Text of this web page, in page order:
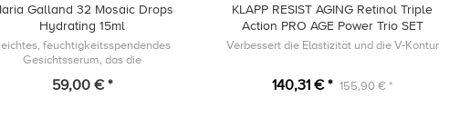
Galland 32 Mosaic Drops
Hydrating 15ml
feuchtigkeitsspendendes
Gesichtsserum, das die
und dem Austrocknen der Haut
59,00 € *
KLAPP RESIST AGING Retinol Triple
Action PRO AGE Power Trio SET
Verbessert die Elastizität und die V-Kontur
140,31 € * 155,90 € *